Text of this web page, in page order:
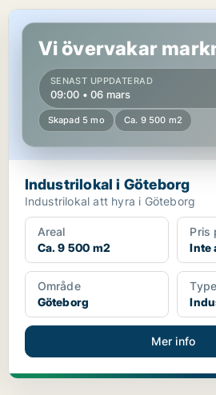
Industrilokal i Göteborg
Vi övervakar
SENAST UPPDATERAD
09:00 • 06 mars
Skapad 5 mo Ca. 9 500 m2
Industrilokal i Göteborg
Industrilokal att hyra i Göteborg
Areal
Ca. 9 500 m2
Pris
Inte
Område
Göteborg
Type
Mer info